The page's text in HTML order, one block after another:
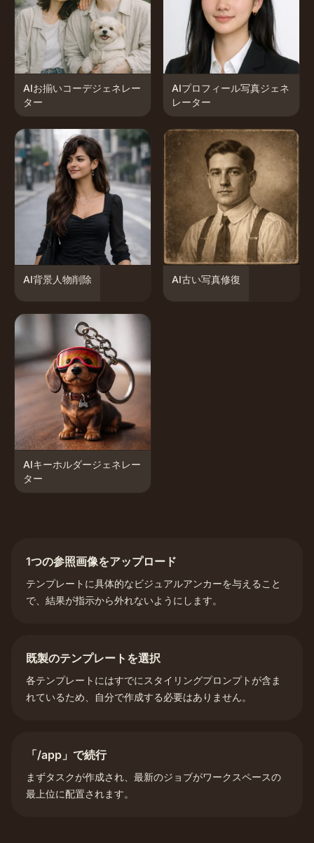
AIお揃いコーデジェネレー
ター
AIプロフィール写真ジェネ
レーター
AI背景人物削除 AI古い写真修復
AIキーホルダージェネレー
ター
1つの参照画像をアップロード
テンプレートに具体的なビジュアルアンカーを与えること
で、結果が指示から外れないようにします。
既製のテンプレートを選択
各テンプレートにはすでにスタイリングプロンプトが含ま
れているため、自分で作成する必要はありません。
「/app」で続行
まずタスクが作成され、最新のジョブがワークスペースの
最上位に配置されます。